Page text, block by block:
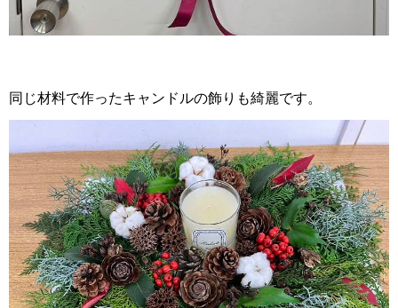
同じ材料で作ったキャンドルの飾りも綺麗です。